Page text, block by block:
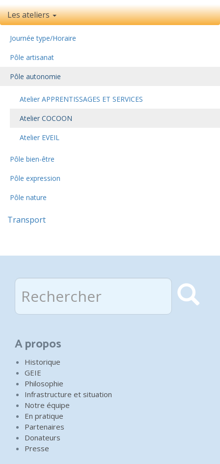
Les ateliers
Journée type/Horaire
Pôle artisanat
Pôle autonomie
Atelier APPRENTISSAGES ET SERVICES
Atelier COCOON
Atelier EVEIL
Pôle bien-être
Pôle expression
Pôle nature
Transport
Rechercher
A propos
Historique
GEIE
Philosophie
Infrastructure et situation
Notre équipe
En pratique
Partenaires
Donateurs
Presse